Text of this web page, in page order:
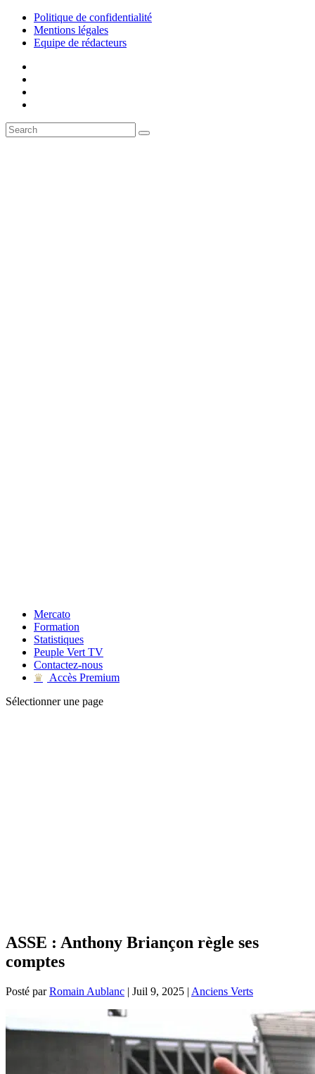
Politique de confidentialité
Mentions légales
Equipe de rédacteurs
Mercato
Formation
Statistiques
Peuple Vert TV
Contactez-nous
♛
Accès Premium
Sélectionner une page
ASSE : Anthony Briançon règle ses
comptes
Posté parRomain Aublanc | Juil 9, 2025 | Anciens Verts